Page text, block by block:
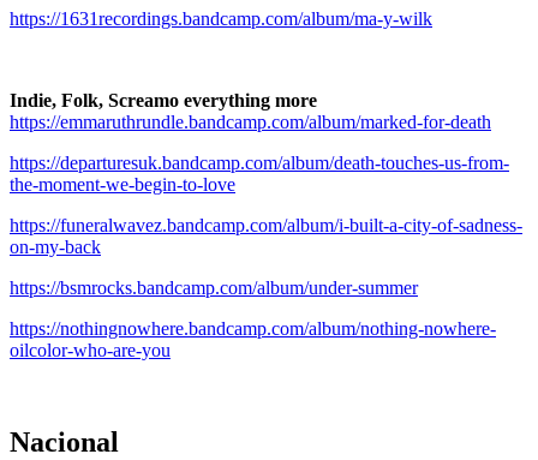
https://1631recordings.bandcamp.com/album/ma-y-wilk
Indie, Folk, Screamo everything more
https://emmaruthrundle.bandcamp.com/album/marked-for-death
https://departuresuk.bandcamp.com/album/death-touches-us-from-
the-moment-we-begin-to-love
https://funeralwavez.bandcamp.com/album/i-built-a-city-of-sadness-
on-my-back
https://bsmrocks.bandcamp.com/album/under-summer
https://nothingnowhere.bandcamp.com/album/nothing-nowhere-
oilcolor-who-are-you
Nacional